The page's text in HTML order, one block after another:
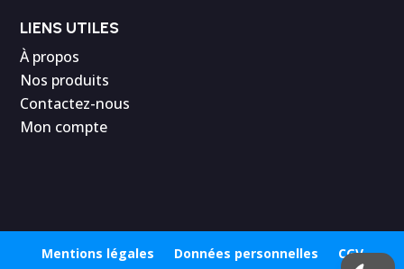
LIENS UTILES
À propos
Nos produits
Contactez-nous
Mon compte
Mentions légales Données personnelles CGV